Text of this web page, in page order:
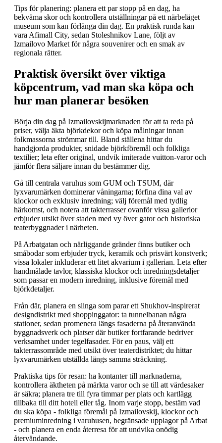
Tips för planering: planera ett par stopp på en dag, ha
bekväma skor och kontrollera utställningar på ett närbeläget
museum som kan förlänga din dag. En praktisk runda kan
vara Afimall City, sedan Stoleshnikov Lane, följt av
Izmailovo Market för några souvenirer och en smak av
regionala rätter.
Praktisk översikt över viktiga
köpcentrum, vad man ska köpa och
hur man planerar besöken
Börja din dag på Izmailovskijmarknaden för att ta reda på
priser, välja äkta björkdekor och köpa målningar innan
folkmassorna strömmar till. Bland ställena hittar du
handgjorda produkter, snidade björkföremål och folkliga
textilier; leta efter original, undvik imiterade vuitton-varor och
jämför flera säljare innan du bestämmer dig.
Gå till centrala varuhus som GUM och TSUM, där
lyxvarumärken dominerar våningarna; förfina dina val av
klockor och exklusiv inredning; välj föremål med tydlig
härkomst, och notera att takterrasser ovanför vissa gallerior
erbjuder utsikt över staden med vy över gator och historiska
teaterbyggnader i närheten.
På Arbatgatan och närliggande gränder finns butiker och
småbodar som erbjuder tryck, keramik och prisvärt konstverk;
vissa lokaler inkluderar ett litet akvarium i gallerian. Leta efter
handmålade tavlor, klassiska klockor och inredningsdetaljer
som passar en modern inredning, inklusive föremål med
björkdetaljer.
Från där, planera en slinga som parar ett Shukhov-inspirerat
designdistrikt med shoppinggator: ta tunnelbanan några
stationer, sedan promenera längs fasaderna på återanvända
byggnadsverk och platser där butiker fortfarande bedriver
verksamhet under tegelfasader. För en paus, välj ett
takterrassområde med utsikt över teaterdistriktet; du hittar
lyxvarumärken utställda längs samma sträckning.
Praktiska tips för resan: ha kontanter till marknaderna,
kontrollera äktheten på märkta varor och se till att värdesaker
är säkra; planera tre till fyra timmar per plats och kartlägg
tillbaka till ditt hotell eller tåg. Inom varje stopp, bestäm vad
du ska köpa - folkliga föremål på Izmailovskij, klockor och
premiuminredning i varuhusen, begränsade upplagor på Arbat
- och planera en enda återresa för att undvika onödig
återvändande.